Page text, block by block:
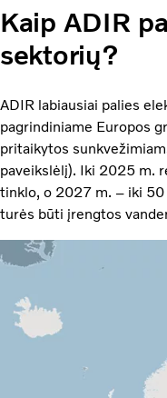
Kaip ADIR
sektorių?
ADIR labiausiai palies
pagrindiniame Europos
pritaikytos
paveikslėlį). Iki 2025 m.
tinklo, o 2027 m. – iki
turės būti įrengtos